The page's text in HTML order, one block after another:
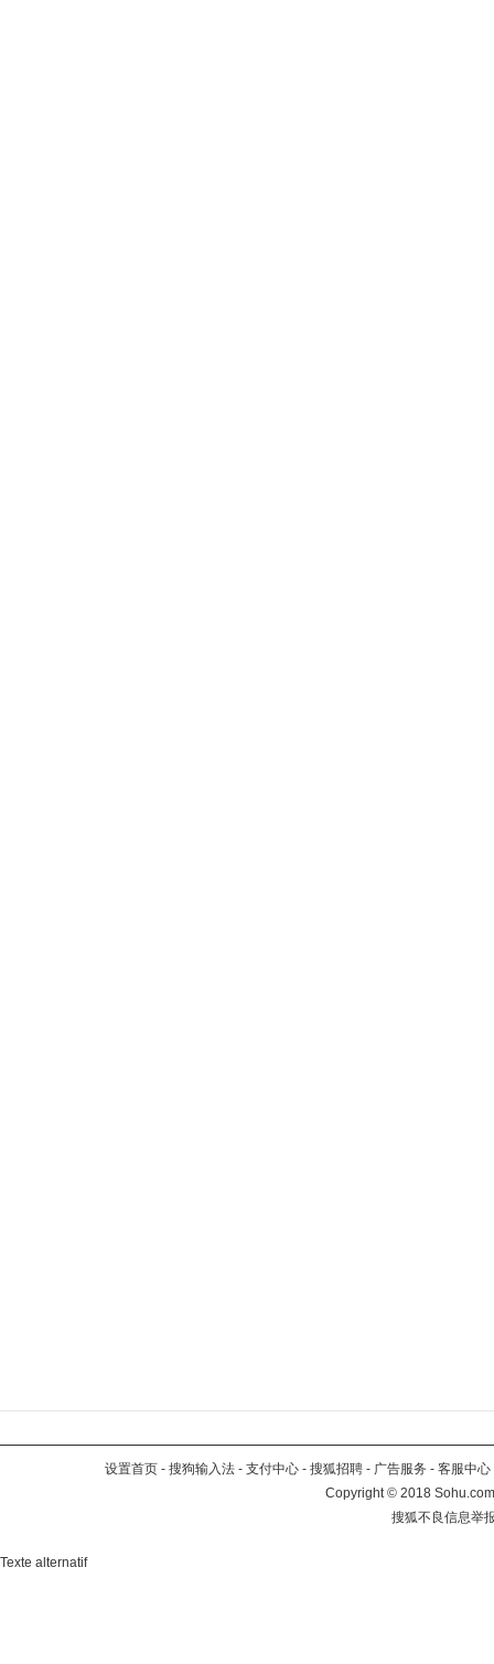
设置首页 - 搜狗输入法 - 支付中心 - 搜狐招聘 - 广告服务 - 客服中心
Copyright©2018
搜狐不良信息举
Texte alternatif